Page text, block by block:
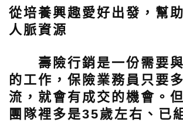
從培養興趣愛好出發，幫
人脈資源
壽險行銷是一份需要與
的工作，保險業務員只要
流，就會有成交的機會。
團隊裡多是35歲左右、已